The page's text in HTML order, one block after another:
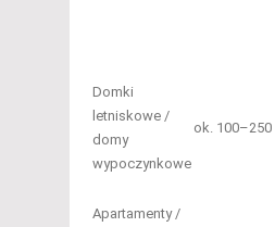
Domki
letniskowe /
domy
wypoczynkowe
ok. 100–250
Apartamenty /